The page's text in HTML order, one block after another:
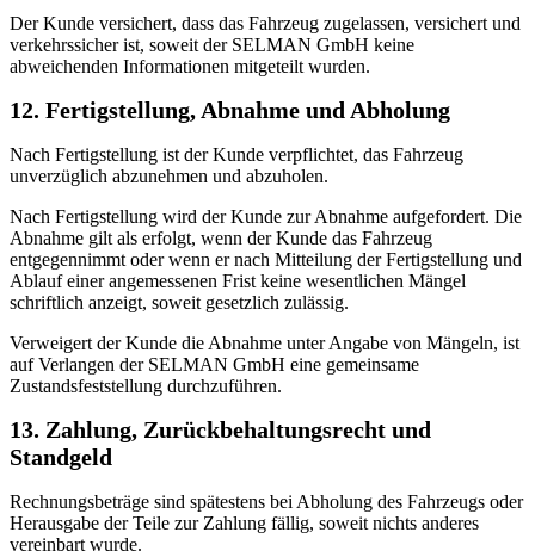
Der Kunde versichert, dass das Fahrzeug zugelassen, versichert und
verkehrssicher ist, soweit der SELMAN GmbH keine
abweichenden Informationen mitgeteilt wurden.
12. Fertigstellung, Abnahme und Abholung
Nach Fertigstellung ist der Kunde verpflichtet, das Fahrzeug
unverzüglich abzunehmen und abzuholen.
Nach Fertigstellung wird der Kunde zur Abnahme aufgefordert. Die
Abnahme gilt als erfolgt, wenn der Kunde das Fahrzeug
entgegennimmt oder wenn er nach Mitteilung der Fertigstellung und
Ablauf einer angemessenen Frist keine wesentlichen Mängel
schriftlich anzeigt, soweit gesetzlich zulässig.
Verweigert der Kunde die Abnahme unter Angabe von Mängeln, ist
auf Verlangen der SELMAN GmbH eine gemeinsame
Zustandsfeststellung durchzuführen.
13. Zahlung, Zurückbehaltungsrecht und
Standgeld
Rechnungsbeträge sind spätestens bei Abholung des Fahrzeugs oder
Herausgabe der Teile zur Zahlung fällig, soweit nichts anderes
vereinbart wurde.